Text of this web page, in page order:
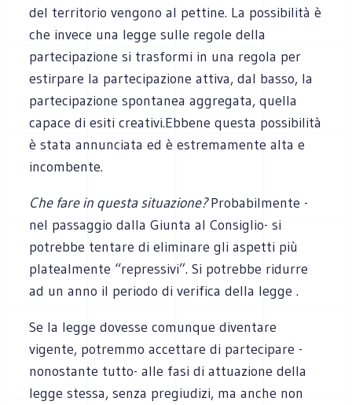
del territorio vengono al pettine. La possibilità è
che invece una legge sulle regole della
partecipazione si trasformi in una regola per
estirpare la partecipazione attiva, dal basso, la
partecipazione spontanea aggregata, quella
capace di esiti creativi.Ebbene questa possibilità
è stata annunciata ed è estremamente alta e
incombente.
Che fare in questa situazione?Probabilmente -
nel passaggio dalla Giunta al Consiglio- si
potrebbe tentare di eliminare gli aspetti più
platealmente “repressivi”. Si potrebbe ridurre
ad un anno il periodo di verifica della legge .
Se la legge dovesse comunque diventare
vigente, potremmo accettare di partecipare -
nonostante tutto- alle fasi di attuazione della
legge stessa, senza pregiudizi, ma anche non